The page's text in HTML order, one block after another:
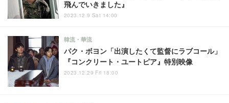
飛んでいきました』
2023.12.9 Sat 14:00
パク・ボヨン「出演したくて監督にラブコール」
『コンクリート・ユートピア』特別映像
韓流・華流
2023.12.29 Fri 18:00